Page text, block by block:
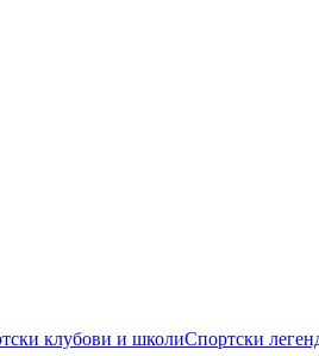
клубови и школиСпортски